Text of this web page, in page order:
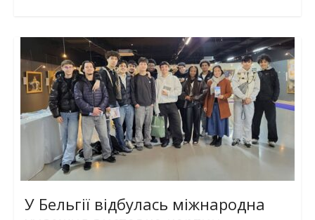
У Бельгії відбулась міжнародна